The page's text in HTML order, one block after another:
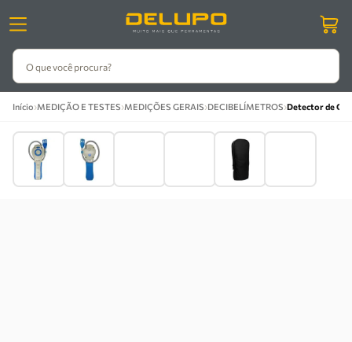
O que você procura?
Início›MEDIÇÃO E TESTES›MEDIÇÕES GERAIS›DECIBELÍMETROS›Detector de